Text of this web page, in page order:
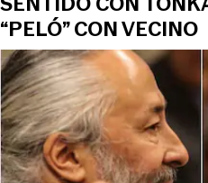
“PELÓ” CON VECINO